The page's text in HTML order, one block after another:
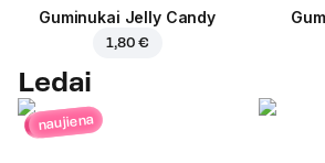
Guminukai Jelly Candy
1,80 €
Ledai
naujiena